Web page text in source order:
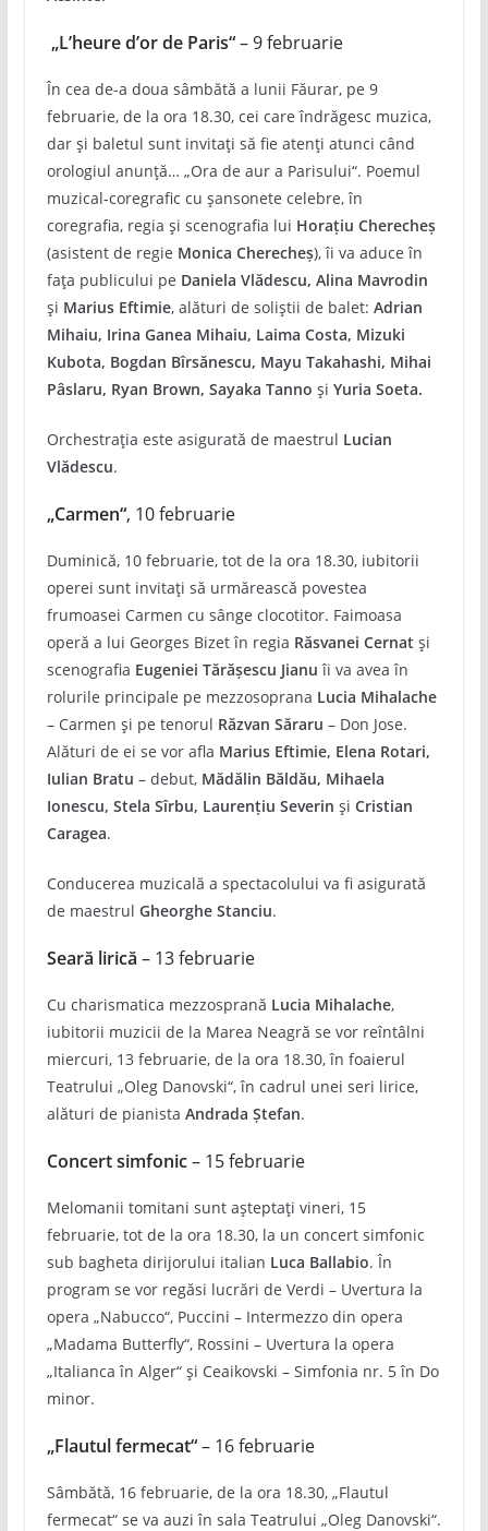
„L’heure d’or de Paris“– 9 februarie
În cea de-a doua sâmbătă a lunii Făurar, pe 9
februarie, de la ora 18.30, cei care îndrăgesc muzica,
dar și baletul sunt invitați să fie atenți atunci când
orologiul anunță… „Ora de aur a Parisului“. Poemul
muzical-coregrafic cu șansonete celebre, în
coregrafia, regia şi scenografia lui Horaţiu Cherecheş
(asistent de regie Monica Cherecheș), îi va aduce în
fața publicului pe Daniela Vlădescu, Alina Mavrodin
și Marius Eftimie, alături de soliștii de balet: Adrian
Mihaiu, Irina Ganea Mihaiu, Laima Costa, Mizuki
Kubota, Bogdan Bîrsănescu, Mayu Takahashi, Mihai
Pâslaru, Ryan Brown, Sayaka Tanno și Yuria Soeta.
Orchestraţia este asigurată de maestrul Lucian
Vlădescu.
„Carmen“, 10 februarie
Duminică, 10 februarie, tot de la ora 18.30, iubitorii
operei sunt invitați să urmărească povestea
frumoasei Carmen cu sânge clocotitor. Faimoasa
operă a lui Georges Bizet în regia Răsvanei Cernat și
scenografia Eugeniei Tărăşescu Jianuîi va avea în
rolurile principale pe mezzosoprana Lucia Mihalache
– Carmen și pe tenorul Răzvan Săraru – Don Jose.
Alături de ei se vor afla Marius Eftimie, Elena Rotari,
Iulian Bratu – debut, Mădălin Băldău, Mihaela
Ionescu, Stela Sîrbu, Laurențiu Severin și Cristian
Caragea.
Conducerea muzicală a spectacolului va fi asigurată
de maestrul Gheorghe Stanciu.
Seară lirică – 13 februarie
Cu charismatica mezzosprană Lucia Mihalache,
iubitorii muzicii de la Marea Neagră se vor reîntâlni
miercuri, 13 februarie, de la ora 18.30, în foaierul
Teatrului „Oleg Danovski“, în cadrul unei seri lirice,
alături de pianista Andrada Ștefan.
Concert simfonic– 15 februarie
Melomanii tomitani sunt așteptați vineri, 15
februarie, tot de la ora 18.30, la un concert simfonic
sub bagheta dirijorului italian Luca Ballabio. În
program se vor regăsi lucrări de Verdi – Uvertura la
opera „Nabucco“, Puccini – Intermezzo din opera
„Madama Butterfly“, Rossini – Uvertura la opera
„Italianca în Alger“ și Ceaikovski – Simfonia nr. 5 în Do
minor.
„Flautul fermecat“– 16 februarie
Sâmbătă, 16 februarie, de la ora 18.30, „Flautul
fermecat“ se va auzi în sala Teatrului „Oleg Danovski“.